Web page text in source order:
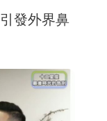
發外界鼻